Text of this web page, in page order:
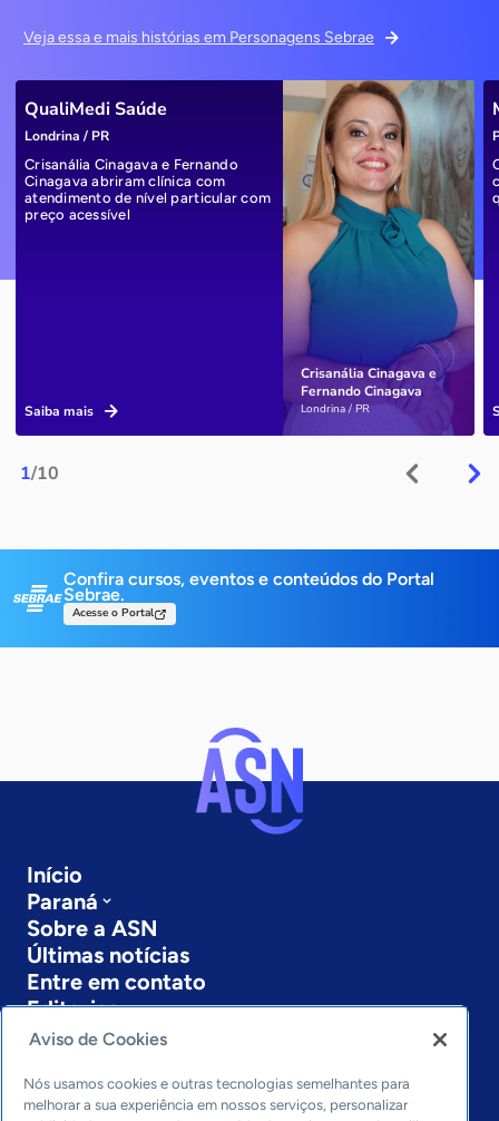
Veja essa e mais histórias em Personagens Sebrae
1/10
Crisanália Cinagava e
Fernando Cinagava
Londrina / PR
QualiMedi Saúde
Londrina / PR
Crisanália Cinagava e Fernando
Cinagava abriram clínica com
atendimento de nível particular com
preço acessível
Saiba mais
Confira cursos, eventos e conteúdos do Portal
Sebrae.
Acesse o Portal
Início
Paraná
Sobre a ASN
Últimas notícias
Entre em contato
Editorias
Economia & Política
Inovação & Tecnologia
Cultura empreendedora
Aviso de Cookies
Nós usamos cookies e outras tecnologias semelhantes para
melhorar a sua experiência em nossos serviços, personalizar